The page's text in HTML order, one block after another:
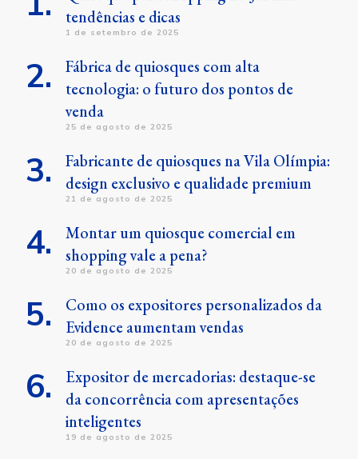
tendências e dicas
1 de setembro de 2025
Fábrica de quiosques com alta
tecnologia: o futuro dos pontos de
venda
25 de agosto de 2025
Fabricante de quiosques na Vila Olímpia:
design exclusivo e qualidade premium
21 de agosto de 2025
Montar um quiosque comercial em
shopping vale a pena?
20 de agosto de 2025
Como os expositores personalizados da
Evidence aumentam vendas
20 de agosto de 2025
Expositor de mercadorias: destaque-se
da concorrência com apresentações
inteligentes
19 de agosto de 2025